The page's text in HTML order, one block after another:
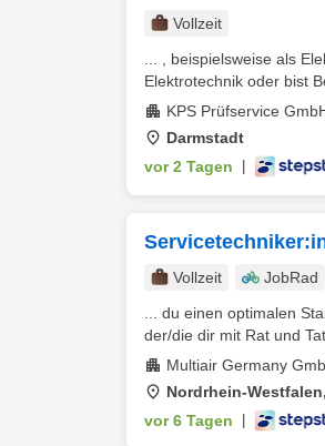
Vollzeit
... , beispielsweise als
Elektrotechnik oder bist
KPS Prüfservice
Darmstadt
vor 2 Tagen
Vollzeit
JobRad
... du einen optimalen
der/die dir mit Rat und
Multiair Germany
Nordrhein-
vor 6 Tagen